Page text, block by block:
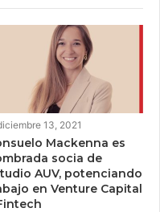
13, 2021
Mackenna es
socia de
AUV, potenciando
en Venture Capital